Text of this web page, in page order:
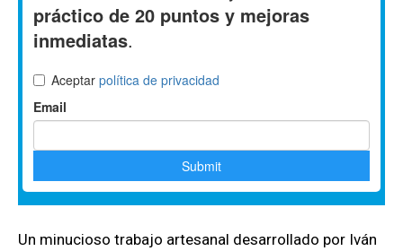
Un minucioso trabajo artesanal desarrollado por Iván